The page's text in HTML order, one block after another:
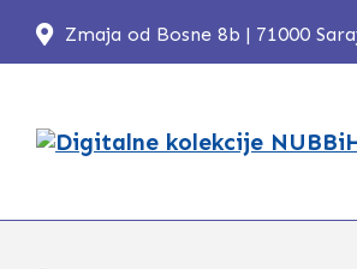
Zmaja od Bosne 8b | 71000